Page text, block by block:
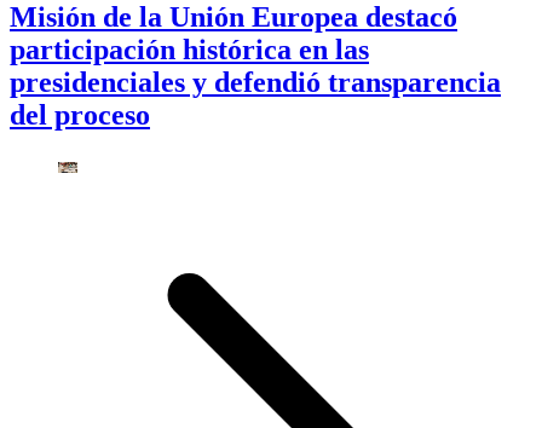
Misión de la Unión Europea destacó
participación histórica en las
presidenciales y defendió transparencia
del proceso